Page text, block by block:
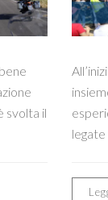
svolta il